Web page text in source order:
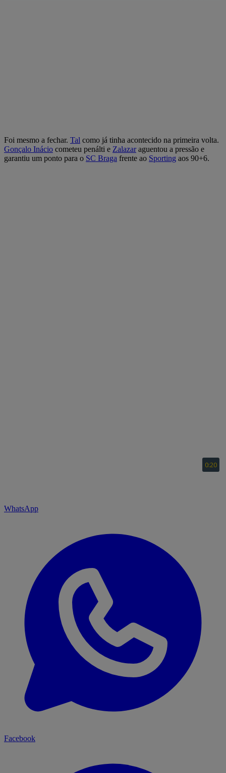
Foi mesmo a fechar. Tal como já tinha acontecido na primeira volta.
Gonçalo Inácio cometeu penálti e Zalazaraguentou a pressão e
garantiu um ponto para o SC Braga frente ao Sporting aos 90+6.
WhatsApp
Facebook